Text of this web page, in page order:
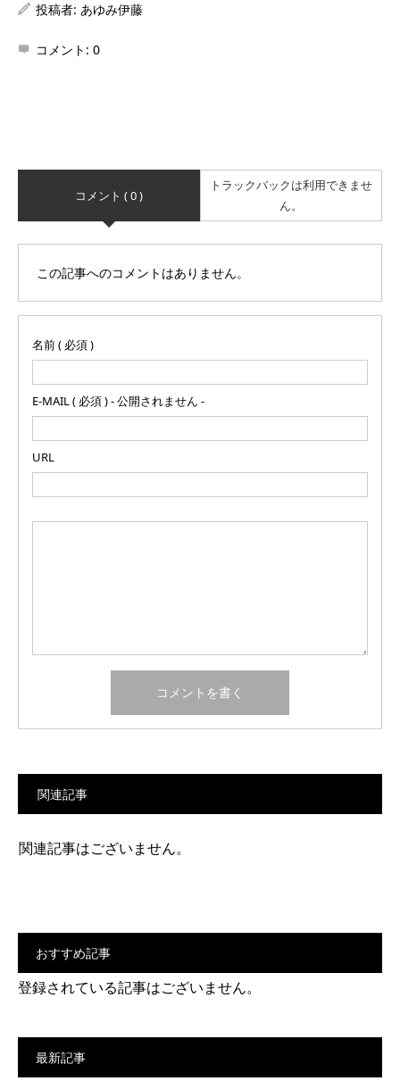
投稿者: あゆみ伊藤
コメント: 0
コメント ( 0 )
トラックバックは利用できませ
ん。
この記事へのコメントはありません。
名前 ( 必須 )
E-MAIL ( 必須 ) - 公開されません -
URL
関連記事
関連記事はございません。
おすすめ記事
登録されている記事はございません。
最新記事